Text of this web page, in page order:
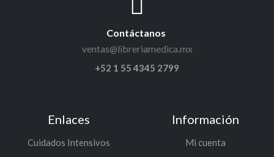
Contáctanos
ventas@libreriamedica.mx
+52 1 55 4345 2799
Enlaces
Cuidados Intensivos
Información
Mi cuenta